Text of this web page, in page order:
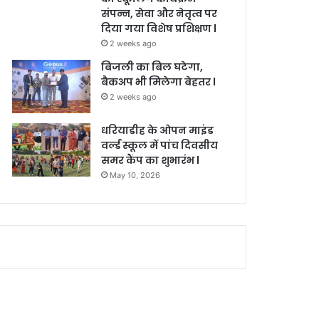
संपन्न, सेवा और नेतृत्व पर
दिया गया विशेष प्रशिक्षण l
2 weeks ago
बिजली का बिल घटेगा,
बैकअप भी मिलेगा बेहतर l
2 weeks ago
धरियाडीह के ओपन माइंड
वर्ल्ड स्कूल में पांच दिवसीय
समर कैंप का शुभारंभ l
May 10, 2026